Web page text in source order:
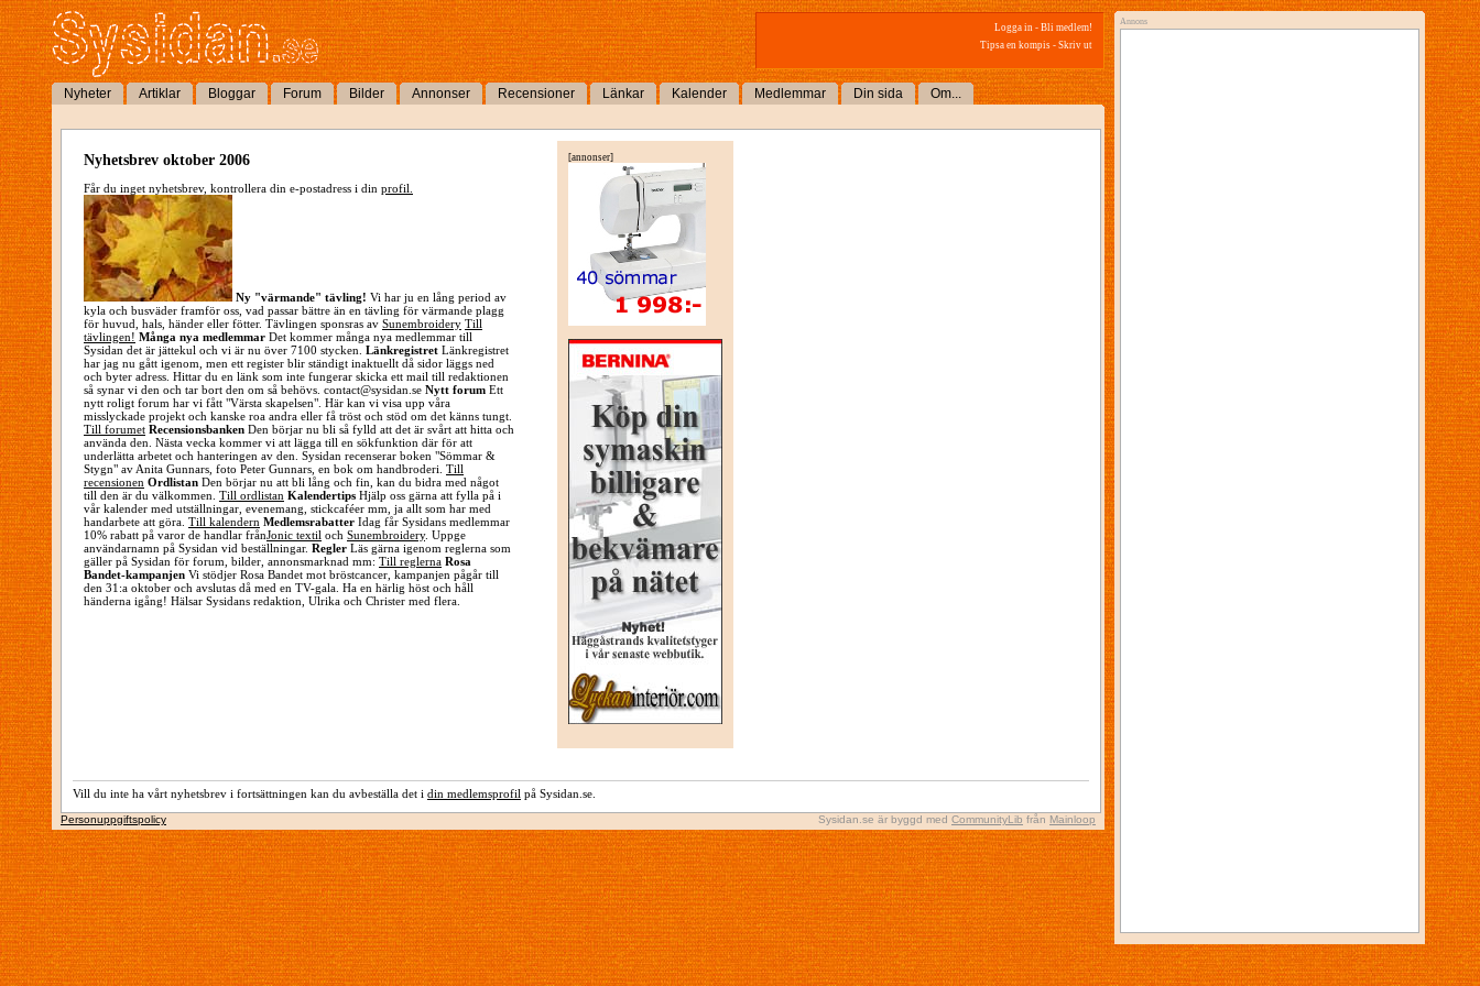
Logga in - Bli medlem!
Tipsa en kompis - Skriv ut
Nyheter Artiklar Bloggar Forum Bilder Annonser Recensioner Länkar Kalender Medlemmar Din sida Om...
Nyhetsbrev oktober 2006
Får du inget nyhetsbrev, kontrollera din e-postadress i din profil.
Ny "värmande" tävling! Vi har ju en lång period av
kyla och busväder framför oss, vad passar bättre än en tävling för värmande plagg
för huvud, hals, händer eller fötter. Tävlingen sponsras av Sunembroidery Till
tävlingen! Många nya medlemmar Det kommer många nya medlemmar till
Sysidan det är jättekul och vi är nu över 7100 stycken. Länkregistret Länkregistret
har jag nu gått igenom, men ett register blir ständigt inaktuellt då sidor läggs ned
och byter adress. Hittar du en länk som inte fungerar skicka ett mail till redaktionen
så synar vi den och tar bort den om så behövs. contact@sysidan.se Nytt forum Ett
nytt roligt forum har vi fått "Värsta skapelsen". Här kan vi visa upp våra
misslyckade projekt och kanske roa andra eller få tröst och stöd om det känns tungt.
Till forumet Recensionsbanken Den börjar nu bli så fylld att det är svårt att hitta och
använda den. Nästa vecka kommer vi att lägga till en sökfunktion där för att
underlätta arbetet och hanteringen av den. Sysidan recenserar boken "Sömmar &
Stygn" av Anita Gunnars, foto Peter Gunnars, en bok om handbroderi. Till
recensionen Ordlistan Den börjar nu att bli lång och fin, kan du bidra med något
till den är du välkommen. Till ordlistan Kalendertips Hjälp oss gärna att fylla på i
vår kalender med utställningar, evenemang, stickcaféer mm, ja allt som har med
handarbete att göra. Till kalendern Medlemsrabatter Idag får Sysidans medlemmar
10% rabatt på varor de handlar frånJonic textil och Sunembroidery. Uppge
användarnamn på Sysidan vid beställningar. Regler Läs gärna igenom reglerna som
gäller på Sysidan för forum, bilder, annonsmarknad mm: Till reglerna Rosa
Bandet-kampanjen Vi stödjer Rosa Bandet mot bröstcancer, kampanjen pågår till
den 31:a oktober och avslutas då med en TV-gala. Ha en härlig höst och håll
händerna igång! Hälsar Sysidans redaktion, Ulrika och Christer med flera.
[annonser]
Vill du inte ha vårt nyhetsbrev i fortsättningen kan du avbeställa det i din medlemsprofil på Sysidan.se.
Sysidan.se är byggd med CommunityLib från Mainloop
Personuppgiftspolicy
Annons